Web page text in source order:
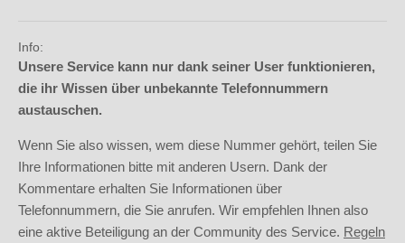
Info:
Unsere Service kann nur dank seiner User funktionieren,
die ihr Wissen über unbekannte Telefonnummern
austauschen.
Wenn Sie also wissen, wem diese Nummer gehört, teilen Sie
Ihre Informationen bitte mit anderen Usern. Dank der
Kommentare erhalten Sie Informationen über
Telefonnummern, die Sie anrufen. Wir empfehlen Ihnen also
eine aktive Beteiligung an der Community des Service. Regeln